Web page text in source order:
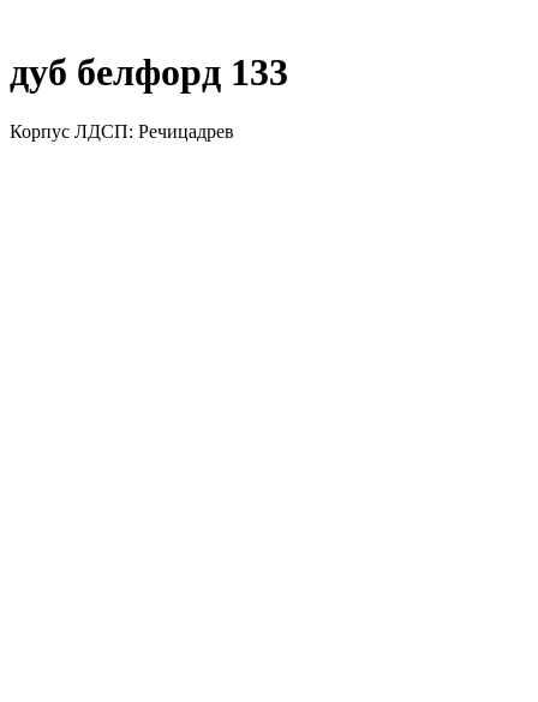
дуб белфорд 133
Корпус ЛДСП: Речицадрев